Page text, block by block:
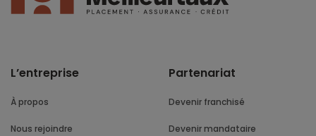
L’entreprise
À propos
Nous rejoindre
Partenariat
Devenir franchisé
Devenir mandataire